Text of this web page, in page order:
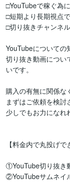
□YouTubeで稼ぐ為
□短期より長期視点
□切り抜きチャンネ
YouTubeについての
切り抜き動画につい
いです。
購入の有無に関係な
まずはご依頼を検討
少しでもお力になれ
【料金内で丸投げで
①YouTube切り抜き
②YouTubeサムネイ